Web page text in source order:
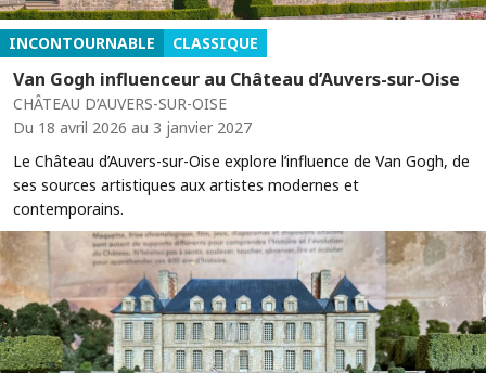
INCONTOURNABLE CLASSIQUE
Van Gogh influenceur au Château d’Auvers-sur-Oise
CHÂTEAU D’AUVERS-SUR-OISE
Du 18 avril 2026 au 3 janvier 2027
Le Château d’Auvers-sur-Oise explore l’influence de Van Gogh, de
ses sources artistiques aux artistes modernes et
contemporains.